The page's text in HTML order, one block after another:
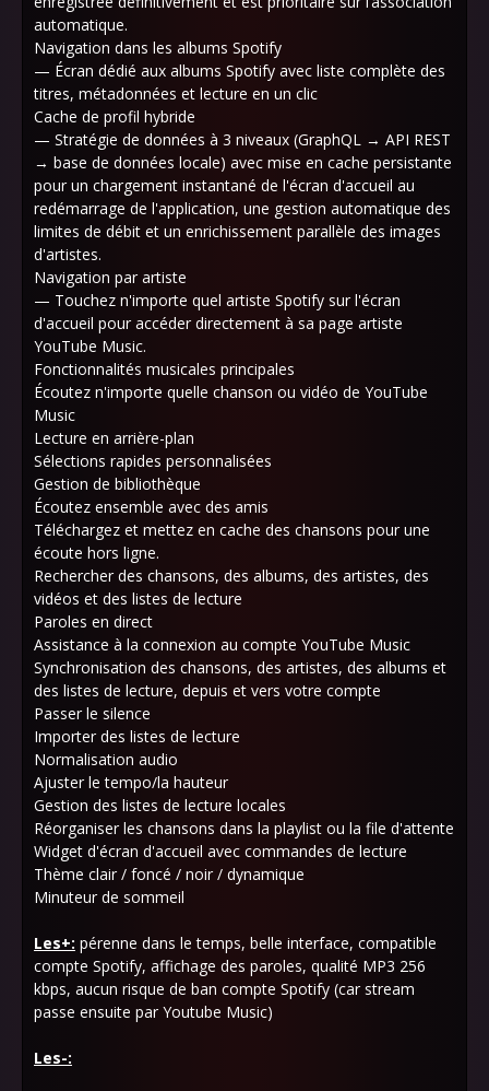
automatique.
Navigation dans les albums Spotify
— Écran dédié aux albums Spotify avec liste complète des
titres, métadonnées et lecture en un clic
Cache de profil hybride
— Stratégie de données à 3 niveaux (GraphQL → API REST
→ base de données locale) avec mise en cache persistante
pour un chargement instantané de l'écran d'accueil au
redémarrage de l'application, une gestion automatique des
limites de débit et un enrichissement parallèle des images
d'artistes.
Navigation par artiste
— Touchez n'importe quel artiste Spotify sur l'écran
d'accueil pour accéder directement à sa page artiste
YouTube Music.
Fonctionnalités musicales principales
Écoutez n'importe quelle chanson ou vidéo de YouTube
Music
Lecture en arrière-plan
Sélections rapides personnalisées
Gestion de bibliothèque
Écoutez ensemble avec des amis
Téléchargez et mettez en cache des chansons pour une
écoute hors ligne.
Rechercher des chansons, des albums, des artistes, des
vidéos et des listes de lecture
Paroles en direct
Assistance à la connexion au compte YouTube Music
Synchronisation des chansons, des artistes, des albums et
des listes de lecture, depuis et vers votre compte
Passer le silence
Importer des listes de lecture
Normalisation audio
Ajuster le tempo/la hauteur
Gestion des listes de lecture locales
Réorganiser les chansons dans la playlist ou la file d'attente
Widget d'écran d'accueil avec commandes de lecture
Thème clair / foncé / noir / dynamique
Minuteur de sommeil
Les+: pérenne dans le temps, belle interface, compatible
compte Spotify, affichage des paroles, qualité MP3 256
kbps, aucun risque de ban compte Spotify (car stream
passe ensuite par Youtube Music)
Les-: